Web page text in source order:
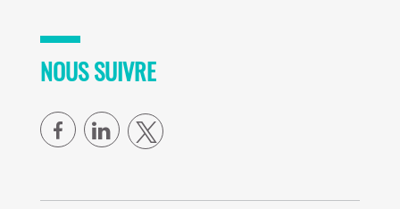
NOUS SUIVRE
facebooklinkedin